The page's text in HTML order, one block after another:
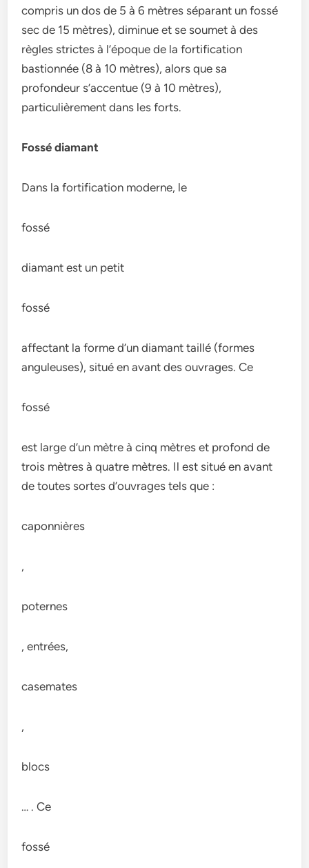
compris un dos de 5 à 6 mètres séparant un fossé
sec de 15 mètres), diminue et se soumet à des
règles strictes à l’époque de la fortification
bastionnée (8 à 10 mètres), alors que sa
profondeur s’accentue (9 à 10 mètres),
particulièrement dans les forts.
Fossé diamant
Dans la fortification moderne, le
fossé
diamant est un petit
fossé
affectant la forme d’un diamant taillé (formes
anguleuses), situé en avant des ouvrages. Ce
fossé
est large d’un mètre à cinq mètres et profond de
trois mètres à quatre mètres. Il est situé en avant
de toutes sortes d’ouvrages tels que :
caponnières
,
poternes
, entrées,
casemates
,
blocs
… . Ce
fossé